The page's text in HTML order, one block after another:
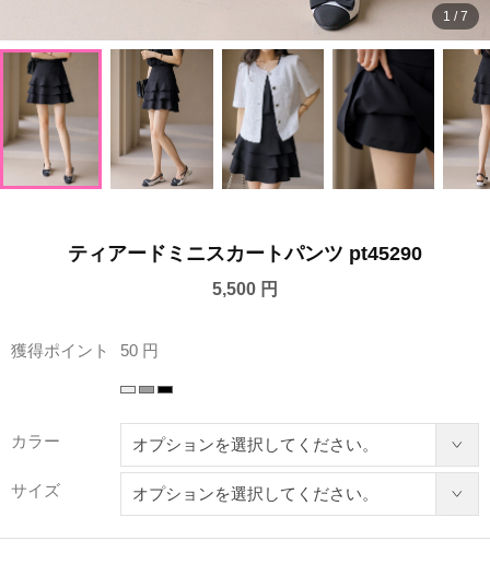
1 /7
ティアードミニスカートパンツ pt45290
5,500 円
獲得ポイント 50 円
カラー
サイズ